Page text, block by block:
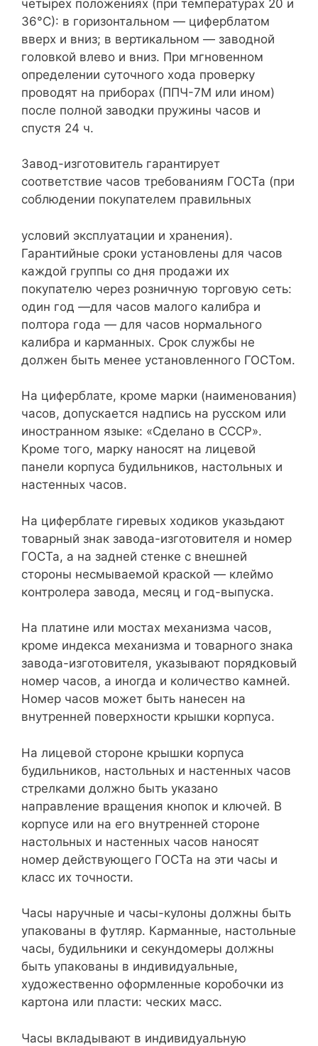
четырех положениях (при температурах 20 и
36°С): в горизонтальном — циферблатом
вверх и вниз; в вертикальном — заводной
головкой влево и вниз. При мгновенном
определении суточного хода проверку
проводят на приборах (ППЧ-7М или ином)
после полной заводки пружины часов и
спустя 24 ч.
Завод-изготовитель гарантирует
соответствие часов требованиям ГОСТа (при
соблюдении покупателем правильных
условий эксплуатации и хранения).
Гарантийные сроки установлены для часов
каждой группы со дня продажи их
покупателю через розничную торговую сеть:
один год —для часов малого калибра и
полтора года — для часов нормального
калибра и карманных. Срок службы не
должен быть менее установленного ГОСТом.
На циферблате, кроме марки (наименования)
часов, допускается надпись на русском или
иностранном языке: «Сделано в СССР».
Кроме того, марку наносят на лицевой
панели корпуса будильников, настольных и
настенных часов.
На циферблате гиревых ходиков указьдают
товарный знак завода-изготовителя и номер
ГОСТа, а на задней стенке с внешней
стороны несмываемой краской — клеймо
контролера завода, месяц и год-выпуска.
На платине или мостах механизма часов,
кроме индекса механизма и товарного знака
завода-изготовителя, указывают порядковый
номер часов, а иногда и количество камней.
Номер часов может быть нанесен на
внутренней поверхности крышки корпуса.
На лицевой стороне крышки корпуса
будильников, настольных и настенных часов
стрелками должно быть указано
направление вращения кнопок и ключей. В
корпусе или на его внутренней стороне
настольных и настенных часов наносят
номер действующего ГОСТа на эти часы и
класс их точности.
Часы наручные и часы-кулоны должны быть
упакованы в футляр. Карманные, настольные
часы, будильники и секундомеры должны
быть упакованы в индивидуальные,
художественно оформленные коробочки из
картона или пласти: ческих масс.
Часы вкладывают в индивидуальную